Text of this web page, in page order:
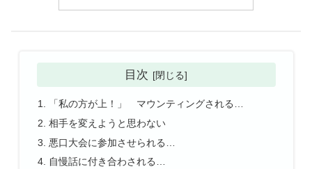
目次
「私の方が上！」 マウンティングされる…
相手を変えようと思わない
悪口大会に参加させられる…
自慢話に付き合わされる…